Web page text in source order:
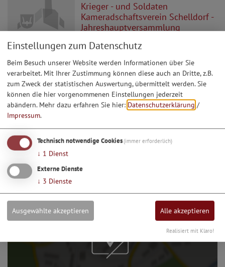
Krieger - und Soldaten
Kameradschaftsverein Schelldorf -
Jahreshauptversammlung
30.01.27
Kappenabend im Dunsdorfer
Gemeinschaftshaus
Kinderfasching der
Einstellungen zum Datenschutz
Beim Besuch unserer Website werden Informationen über Sie
verarbeitet. Mit Ihrer Zustimmung können diese auch an Dritte, z.B.
zum Zweck der statistischen Auswertung, übermittelt werden. Sie
können die hier vorgenommenen Einstellungen jederzeit
abändern. Mehr dazu erfahren Sie hier: Datenschutzerklärung /
Impressum.
Technisch notwendige Cookies(immer erforderlich)
↓ 1 Dienst
Externe Dienste
↓ 3 Dienste
Ausgewählte akzeptieren Alle akzeptieren
Realisiert mit Klaro!